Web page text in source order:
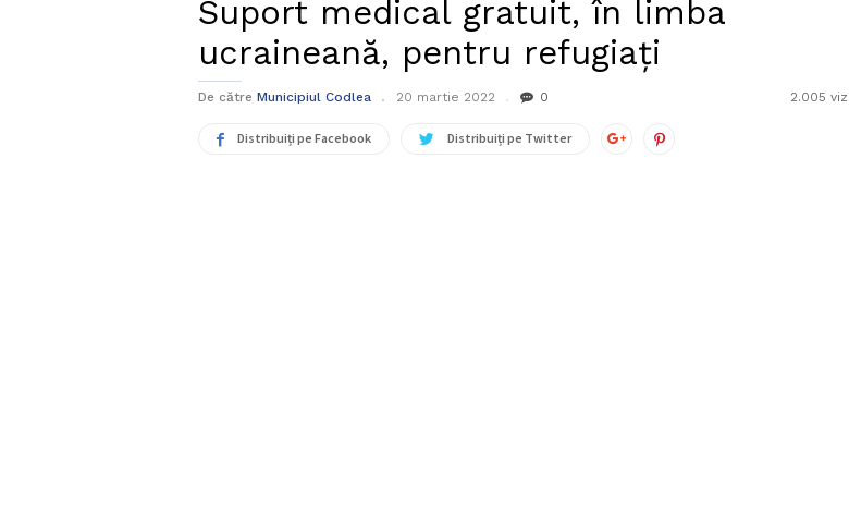
Suport medical gratuit, în limba
ucraineană, pentru refugiați
De către Municipiul Codlea 20 martie 2022 0 2.005
Distribuiți pe Facebook Distribuiți pe Twitter